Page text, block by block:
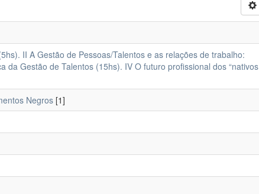
II A Gestão de Pessoas/Talentos e as relações de trabalho:
Gestão de Talentos (15hs). IV O futuro profissional dos “nativos
Negros [1]